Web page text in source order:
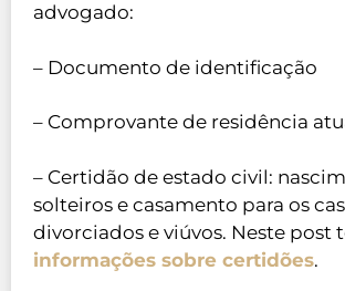
advogado:
– Documento de identificação
– Comprovante de residência
– Certidão de estado civil:
solteiros e casamento para os
divorciados e viúvos. Neste post
informações sobre certidões.